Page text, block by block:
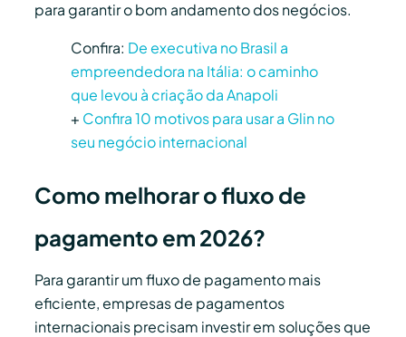
para garantir o bom andamento dos negócios.
Confira: De executiva no Brasil a
empreendedora na Itália: o caminho
que levou à criação da Anapoli
+ Confira 10 motivos para usar a Glin no
seu negócio internacional
Como melhorar o fluxo de
pagamento em 2026?
Para garantir um fluxo de pagamento mais
eficiente, empresas de pagamentos
internacionais precisam investir em soluções que